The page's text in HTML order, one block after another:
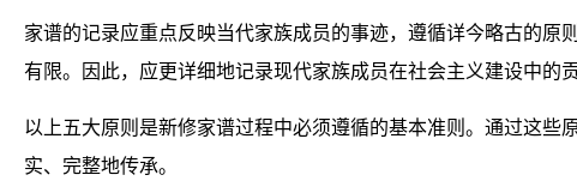
家谱的记录应重点反映当代家族成员的事迹，遵循详今略古的原
有限。因此，应更详细地记录现代家族成员在社会主义建设中的
以上五大原则是新修家谱过程中必须遵循的基本准则。通过这
实、完整地传承。